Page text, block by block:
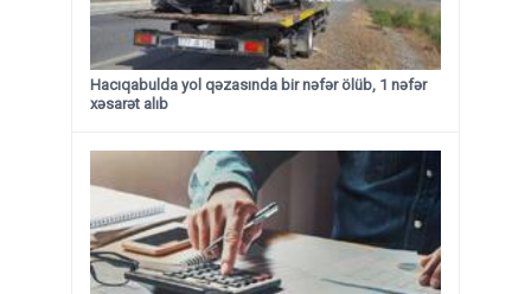
Hacıqabulda yol qəzasında bir nəfər ölüb, 1 nəfər
xəsarət alıb